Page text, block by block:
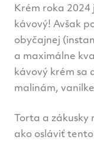
Krém roka
kávový! Avšak
obyčajnej
a maximálne
kávový krém sa
malinám,
Torta a zákusky
ako osláviť